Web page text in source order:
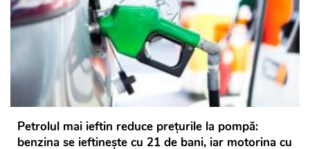
Petrolul mai ieftin reduce prețurile la pompă:
benzina se ieftinește cu 21 de bani, iar motorina cu